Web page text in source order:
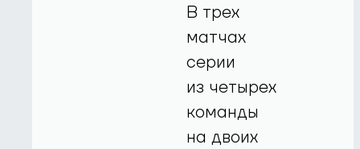
В трех
матчах
серии
из четырех
команды
на двоих